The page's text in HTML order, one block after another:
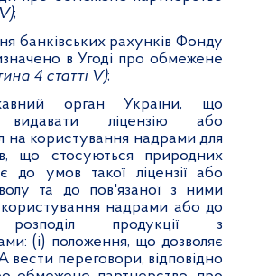
V);
банківських рахунків Фонду
в Угоді про обмежене
4 статті V);
орган України, що
видавати ліцензію або
на користування надрами для
що стосуються природних
до умов такої ліцензії або
та до пов'язаної з ними
надрами або до
продукції з
(i) положення, що дозволяє
переговори, відповідно